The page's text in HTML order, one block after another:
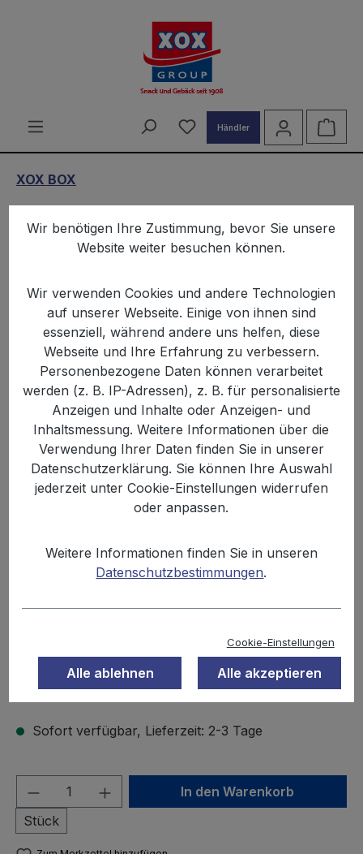
Du hast 0 Produkte auf
Händler
XOX BOX
XOX Pepper Devil Triple
Crunch Snackbox
Bildergalerie überspringen
(8.31% gespart)
3.25 kg
Preise inkl. MwSt. zzgl. Versandkosten
Sofort verfügbar, Lieferzeit: 2-3 Tage
Produkt Anzahl: Gib den
Stück
In den Warenkorb
Wir benötigen Ihre Zustimmung, bevor Sie unsere
Website weiter besuchen können.
Wir verwenden Cookies und andere Technologien
auf unserer Webseite. Einige von ihnen sind
essenziell, während andere uns helfen, diese
Webseite und Ihre Erfahrung zu verbessern.
Personenbezogene Daten können verarbeitet
werden (z. B. IP-Adressen), z. B. für personalisierte
Anzeigen und Inhalte oder Anzeigen- und
Inhaltsmessung. Weitere Informationen über die
Verwendung Ihrer Daten finden Sie in unserer
Datenschutzerklärung. Sie können Ihre Auswahl
jederzeit unter Cookie-Einstellungen widerrufen
oder anpassen.
Weitere Informationen finden Sie in unseren
Datenschutzbestimmungen.
Cookie-Einstellungen
Alle ablehnen Alle akzeptieren